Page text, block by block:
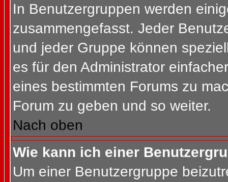
In Benutzergruppen werden
zusammengefasst. Jeder
und jeder Gruppe können
es für den Administrator
eines bestimmten Forums zu
Forum zu geben und so weiter.
Nach oben
Wie kann ich einer
Um einer Benutzergruppe